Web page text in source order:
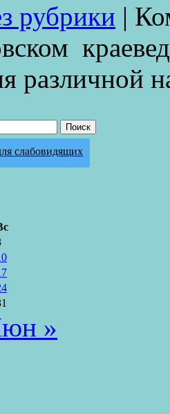
рубрики |
различной
слабовидящих
»